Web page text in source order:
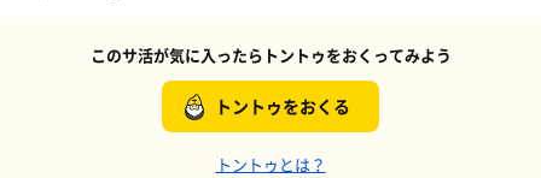
このサ活が気に入ったらトントゥをおくってみよう
トントゥをおくる
トントゥとは？